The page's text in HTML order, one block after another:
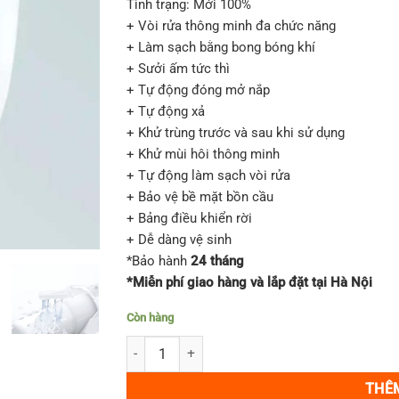
Tình trạng: Mới 100%
+ Vòi rửa thông minh đa chức năng
+ Làm sạch bằng bong bóng khí
+ Sưởi ấm tức thì
+ Tự động đóng mở nắp
+ Tự động xả
+ Khử trùng trước và sau khi sử dụng
+ Khử mùi hôi thông minh
+ Tự động làm sạch vòi rửa
+ Bảo vệ bề mặt bồn cầu
+ Bảng điều khiển rời
+ Dễ dàng vệ sinh
*Bảo hành 24 tháng
*Miễn phí giao hàng và lắp đặt tại Hà Nội
Còn hàng
Nắp bệt TOTO TCF4833AKS Cao Cấp Nhật nội